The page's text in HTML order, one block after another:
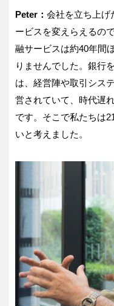
Peter： 会社を立ち上げ
ービスを変えらえるの
融サービスは約40年間
りませんでした。銀行
は、経営陣や取引シス
営されていて、時代遅
です。そこで私たちは
いと考えました。